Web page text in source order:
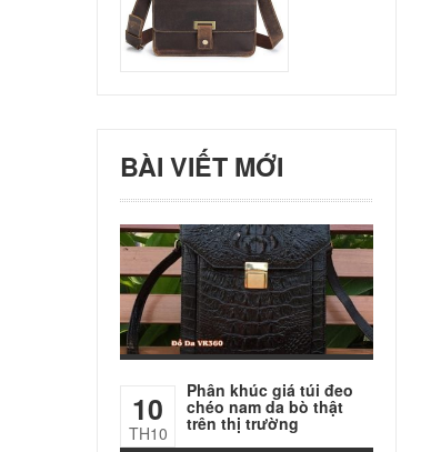
BÀI VIẾT MỚI
10
TH10
Phân khúc giá túi đeo
chéo nam da bò thật
trên thị trường